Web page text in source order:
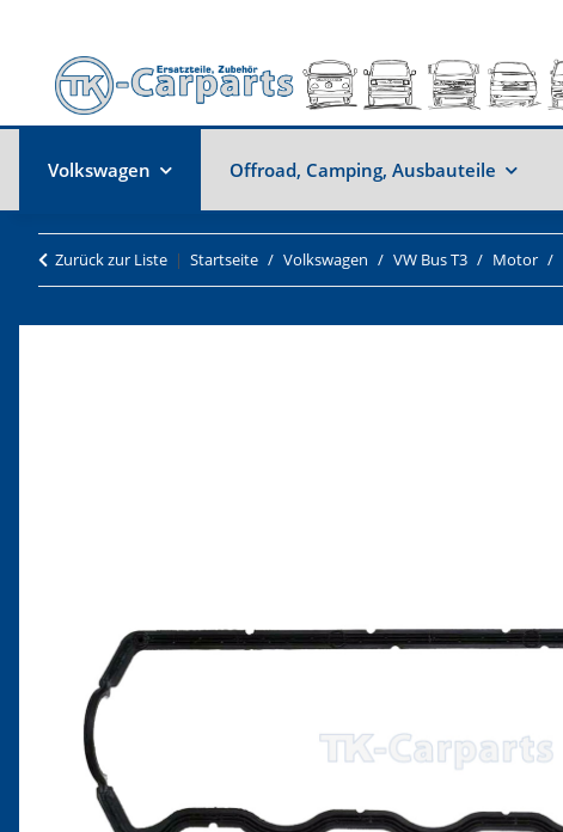
Volkswagen Offroad, Camping, Ausbauteile
Zurück zur Liste Startseite Volkswagen VW Bus T3 Motor